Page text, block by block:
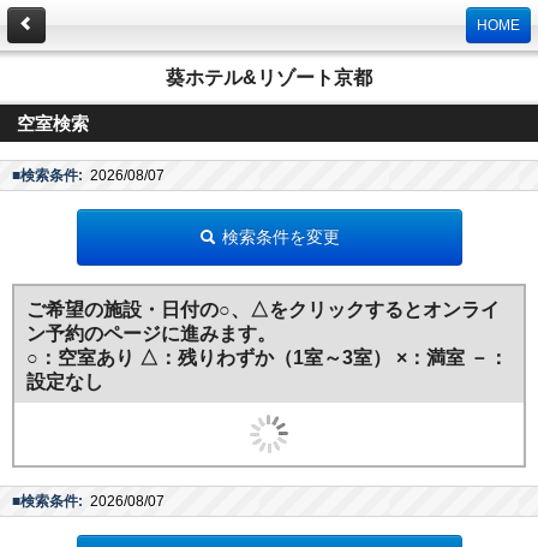
HOME
葵ホテル&リゾート京都
空室検索
■検索条件: 2026/08/07
検索条件を変更
ご希望の施設・日付の○、 △をクリックするとオンライ
ン予約のページに進みます。
○ ：空室あり △ ：残りわずか（1室～3室） ×：満室 －：
設定なし
■検索条件: 2026/08/07